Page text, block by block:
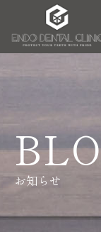
お知らせ